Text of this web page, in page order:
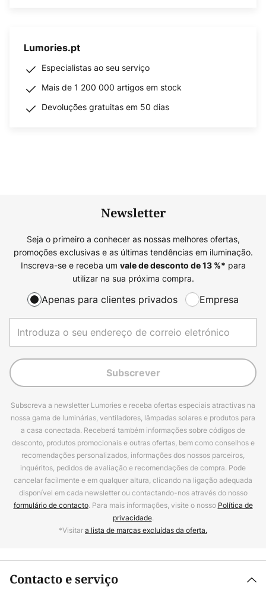
Lumories.pt
Especialistas ao seu serviço
Mais de 1 200 000 artigos em stock
Devoluções gratuitas em 50 dias
Newsletter
Seja o primeiro a conhecer as nossas melhores ofertas,
promoções exclusivas e as últimas tendências em iluminação.
Inscreva-se e receba um vale de desconto de13%* para
utilizar na sua próxima compra.
Apenas para clientes privados Empresa
Subscrever
Subscreva a newsletter Lumories e receba ofertas especiais atractivas na
nossa gama de luminárias, ventiladores, lâmpadas solares e produtos para
a casa conectada. Receberá também informações sobre códigos de
desconto, produtos promocionais e outras ofertas, bem como conselhos e
recomendações personalizados, informações dos nossos parceiros,
inquéritos, pedidos de avaliação e recomendações de compra. Pode
cancelar facilmente e em qualquer altura, clicando na ligação adequada
disponível em cada newsletter ou contactando-nos através do nosso
formulário de contacto. Para mais informações, visite o nosso Política de
privacidade.
*Visitara lista de marcas excluídas da oferta.
Contacto e serviço